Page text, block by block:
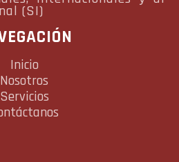
(SI)
Inicio
Nosotros
Servicios